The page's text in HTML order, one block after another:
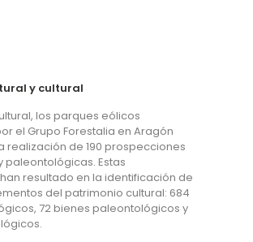
y cultural
los parques eólicos
el Grupo Forestalia en Aragón
realización de 190 prospecciones
paleontológicas. Estas
resultado en la identificación de
del patrimonio cultural: 684
72 bienes paleontológicos y